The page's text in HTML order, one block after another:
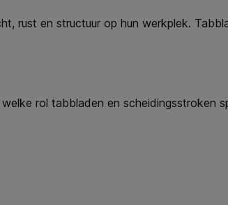
rust en structuur op hun werkplek.
rol tabbladen en scheidingsstroken